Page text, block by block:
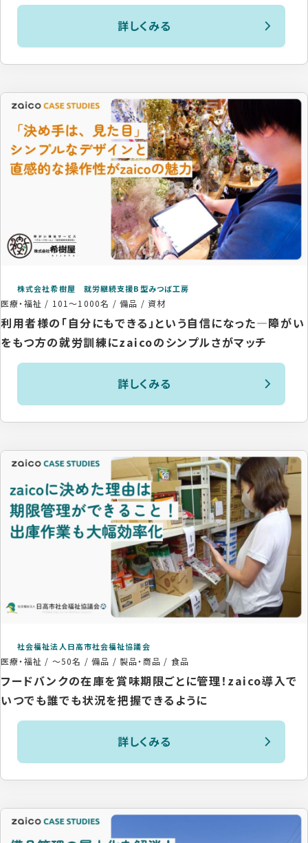
詳しくみる
株式会社希樹屋 就労継続支援B型みつば工房
医療・福祉 / 101〜1000名 /備品 / 資材
利用者様の「自分にもできる」という自信になった―障がい
をもつ方の就労訓練にzaicoのシンプルさがマッチ
詳しくみる
社会福祉法人日高市社会福祉協議会
医療・福祉 / ～50名 /備品 / 製品・商品 / 食品
フードバンクの在庫を賞味期限ごとに管理！zaico導入で
いつでも誰でも状況を把握できるように
詳しくみる